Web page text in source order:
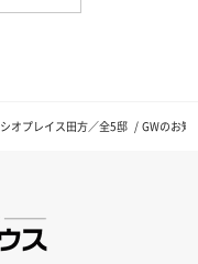
オプレイス田方／全5邸 GWのお知